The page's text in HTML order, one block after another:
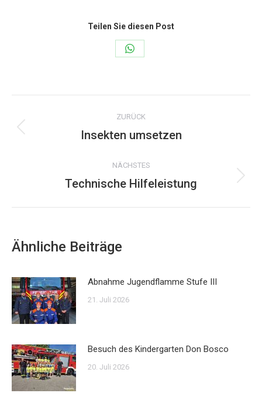
Teilen Sie diesen Post
Share
WhatsApp
Kommentarnavigation
ZURÜCK
Vorheriger
Insekten umsetzen
NÄCHSTES
Nächster
Technische Hilfeleistung
Ähnliche Beiträge
Abnahme Jugendflamme Stufe III
21. Juli 2026
Besuch des Kindergarten Don Bosco
20. Juli 2026